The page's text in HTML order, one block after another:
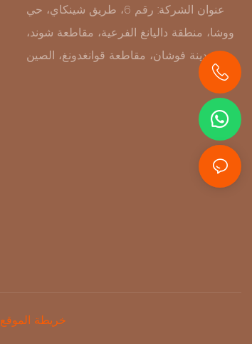
عنوان الشركة: رقم 6، طريق شينكاي، حي
ووشا، منطقة داليانغ الفرعية، مقاطعة شوند،
مدينة فوشان، مقاطعة قوانغدونغ، الصين
خريطة الموقع